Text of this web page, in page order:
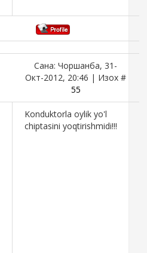
Сана: Чоршанба, 31-
Окт-2012, 20:46 | Изох #
55
Konduktorla oylik yo'l
chiptasini yoqtirishmidi!!!